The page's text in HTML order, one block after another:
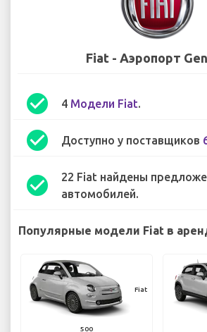
Fiat - Аэропорт
check_circle 4 Модели Fiat.
check_circle Доступно у поставщиков
check_circle
22 Fiat найдены
автомобилей.
Популярные модели Fiat в
Fiat
500